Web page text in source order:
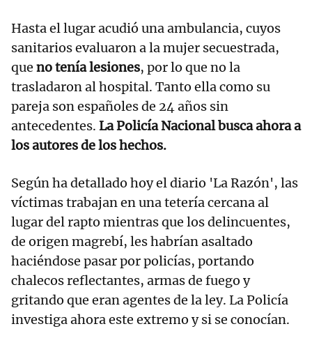
Hasta el lugar acudió una ambulancia, cuyos
sanitarios evaluaron a la mujer secuestrada,
que no tenía lesiones, por lo que no la
trasladaron al hospital. Tanto ella como su
pareja son españoles de 24 años sin
antecedentes. La Policía Nacional busca ahora a
los autores de los hechos.
Según ha detallado hoy el diario 'La Razón', las
víctimas trabajan en una tetería cercana al
lugar del rapto mientras que los delincuentes,
de origen magrebí, les habrían asaltado
haciéndose pasar por policías, portando
chalecos reflectantes, armas de fuego y
gritando que eran agentes de la ley. La Policía
investiga ahora este extremo y si se conocían.